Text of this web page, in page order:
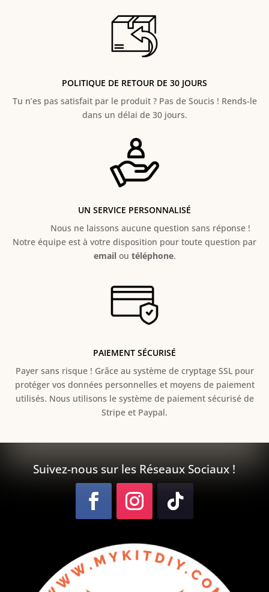
POLITIQUE DE RETOUR DE 30 JOURS
Tu n’es pas satisfait par le produit ? Pas de Soucis ! Rends-le
dans un délai de 30 jours.
UN SERVICE PERSONNALISÉ
Nous ne laissons aucune question sans réponse !
Notre équipe est à votre disposition pour toute question par
emailou téléphone.
PAIEMENT SÉCURISÉ
Payer sans risque ! Grâce au système de cryptage SSL pour
protéger vos données personnelles et moyens de paiement
utilisés. Nous utilisons le système de paiement sécurisé de
Stripe et Paypal.
Suivez-nous sur les Réseaux Sociaux !